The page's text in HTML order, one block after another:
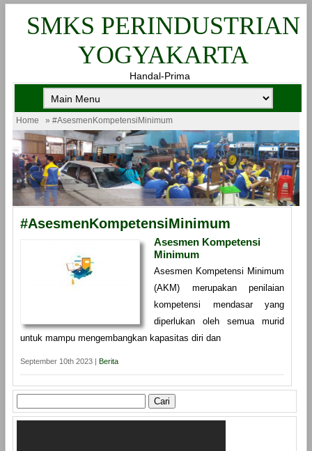
SMKS PERINDUSTRIAN
YOGYAKARTA
Handal-Prima
Home » #AsesmenKompetensiMinimum
#AsesmenKompetensiMinimum
Asesmen Kompetensi
Minimum
Asesmen Kompetensi Minimum
(AKM) merupakan penilaian
kompetensi mendasar yang
diperlukan oleh semua murid
untuk mampu mengembangkan kapasitas diri dan
September 10th 2023 | Berita
untuk: